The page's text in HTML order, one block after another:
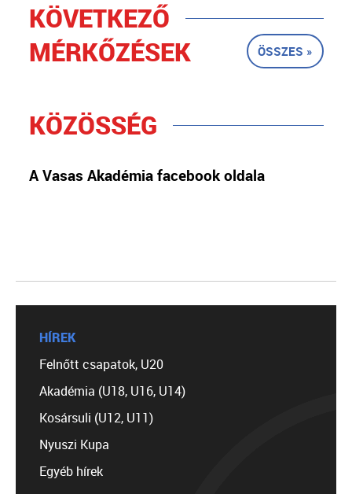
KÖVETKEZŐ
MÉRKŐZÉSEK
ÖSSZES »
KÖZÖSSÉG
A Vasas Akadémia facebook oldala
HÍREK
Felnőtt csapatok, U20
Akadémia (U18, U16, U14)
Kosársuli (U12, U11)
Nyuszi Kupa
Egyéb hírek